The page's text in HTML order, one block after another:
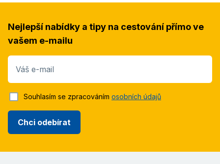
Nejlepší nabídky a tipy na cestování přímo ve
vašem e-mailu
Váš e-mail
Chci odebírat
Souhlasím se zpracováním osobních údajů